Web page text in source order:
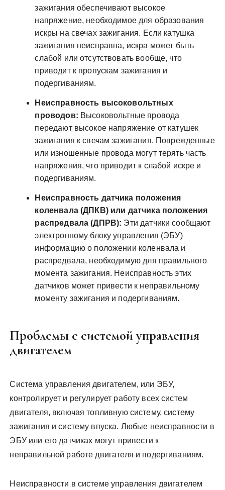
зажигания обеспечивают высокое
напряжение, необходимое для образования
искры на свечах зажигания. Если катушка
зажигания неисправна, искра может быть
слабой или отсутствовать вообще, что
приводит к пропускам зажигания и
подергиваниям.
Неисправность высоковольтных
проводов: Высоковольтные провода
передают высокое напряжение от катушек
зажигания к свечам зажигания. Поврежденные
или изношенные провода могут терять часть
напряжения, что приводит к слабой искре и
подергиваниям.
Неисправность датчика положения
коленвала (ДПКВ) или датчика положения
распредвала (ДПРВ): Эти датчики сообщают
электронному блоку управления (ЭБУ)
информацию о положении коленвала и
распредвала, необходимую для правильного
момента зажигания. Неисправность этих
датчиков может привести к неправильному
моменту зажигания и подергиваниям.
Проблемы с системой управления
двигателем
Система управления двигателем, или ЭБУ,
контролирует и регулирует работу всех систем
двигателя, включая топливную систему, систему
зажигания и систему впуска. Любые неисправности в
ЭБУ или его датчиках могут привести к
неправильной работе двигателя и подергиваниям.
Неисправности в системе управления двигателем